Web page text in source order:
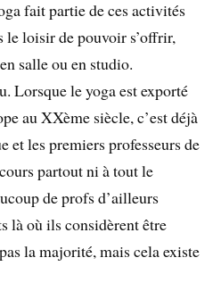
fait partie de ces activités
le loisir de pouvoir s’offrir,
salle ou en studio.
Lorsque le yoga est exporté
au XXème siècle, c’est déjà
et les premiers professeurs de
partout ni à tout le
de profs d’ailleurs
là où ils considèrent être
la majorité, mais cela existe